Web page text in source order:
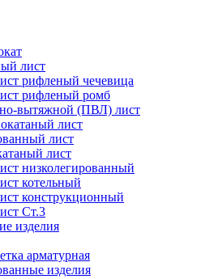
лист
рифленый чечевица
рифленый ромб
вытяжной (ПВЛ) лист
лист
лист
лист
низколегированный
котельный
конструкционный
Ст.3
изделия
арматурная
изделия